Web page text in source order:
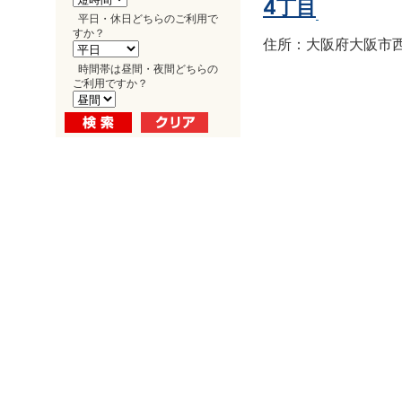
平日・休日どちらのご利用で
すか？
時間帯は昼間・夜間どちらの
ご利用ですか？
4丁目
住所：大阪府大阪市